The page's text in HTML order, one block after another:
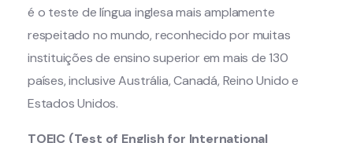
é o teste de língua inglesa mais amplamente
respeitado no mundo, reconhecido por muitas
instituições de ensino superior em mais de 130
países, inclusive Austrália, Canadá, Reino Unido e
Estados Unidos.
TOEIC (Test of English for International